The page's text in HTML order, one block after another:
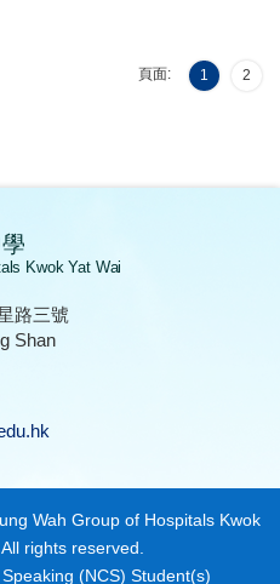
頁面: 1 2
Kwok Yat Wai
路三號
Shan
Wah Group of Hospitals Kwok
rights reserved.
(NCS) Student(s)